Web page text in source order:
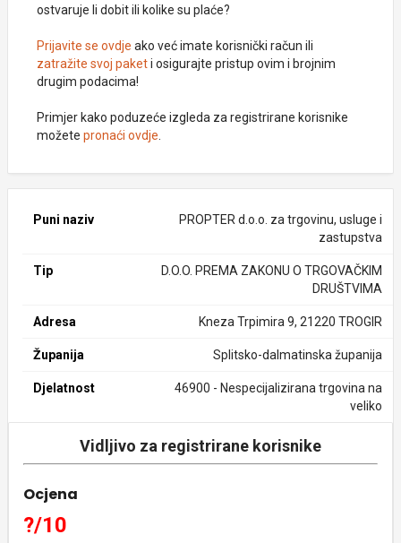
ostvaruje li dobit ili kolike su plaće?
Prijavite se ovdje ako već imate korisnički račun ili
zatražite svoj paketi osigurajte pristup ovim i brojnim
drugim podacima!
Primjer kako poduzeće izgleda za registrirane korisnike
možete pronaći ovdje
Puni naziv
PROPTER d.o.o. za trgovinu, usluge i
zastupstva
Tip
D.O.O. PREMA ZAKONU O TRGOVAČKIM
DRUŠTVIMA
Adresa Kneza Trpimira 9, 21220 TROGIR
Županija Splitsko-dalmatinska županija
Djelatnost
46900 - Nespecijalizirana trgovina na
veliko
Vidljivo za registrirane korisnike
Ocjena
?/10